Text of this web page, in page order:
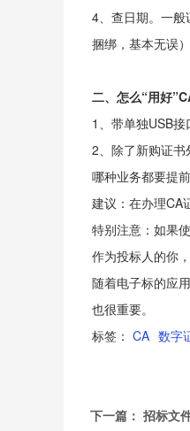
4、查日期。一
捆绑，基本无误
二、怎么“用好
1、带单独USB接
2、除了新购证
哪种业务都要提
建议：在办理CA
特别注意：如果
作为投标人的你
随着电子标的应
也很重要。
标签： CA 数字
下一篇： 招标文